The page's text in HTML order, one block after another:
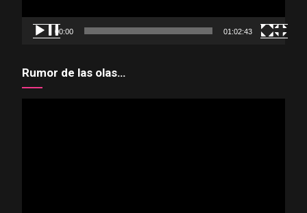
00:00 01:02:43
Rumor de las olas…